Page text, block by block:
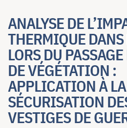
ANALYSE DE
THERMIQUE DANS
LORS DU
DE VÉGÉTATION :
APPLICATION À LA
SÉCURISATION
VESTIGES DE